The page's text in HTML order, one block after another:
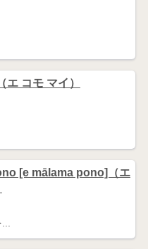
コモ マイ）
[e mālama pono]（エ